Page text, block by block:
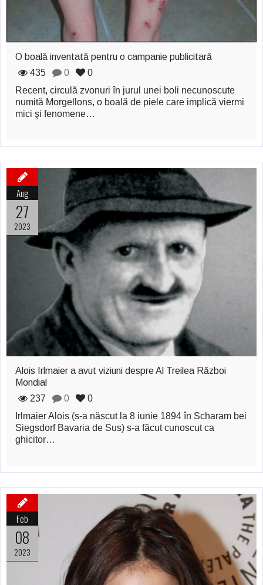
O boală inventată pentru o campanie publicitară
435
0
0
Recent, circulă zvonuri în jurul unei boli necunoscute
numită Morgellons, o boală de piele care implică viermi
mici şi fenomene…
Aug
27
2023
Alois Irlmaier a avut viziuni despre Al Treilea Război
Mondial
237
0
0
Irlmaier Alois (s-a născut la 8 iunie 1894 în Scharam bei
Siegsdorf Bavaria de Sus) s-a făcut cunoscut ca
ghicitor…
Feb
08
2023